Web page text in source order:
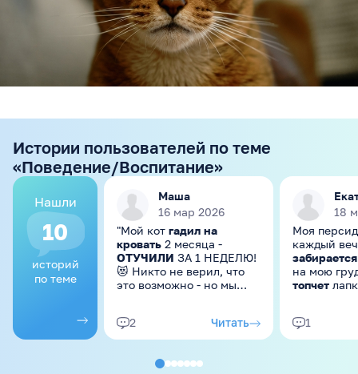
Истории пользователей по теме
«Поведение/Воспитание»
Нашли
10
историй
по теме
Маша
16 мар 2026
"Мой кот гадил на
кровать 2 месяца -
ОТУЧИЛИ ЗА 1 НЕДЕЛЮ!
😻 Никто не верил, что
это возможно - но мы
который сработал на
100% 🔥 У меня британец
Два месяца назад
2 Читать
18
Моя
каждый
на мою
топчет
мешает
особенно
1